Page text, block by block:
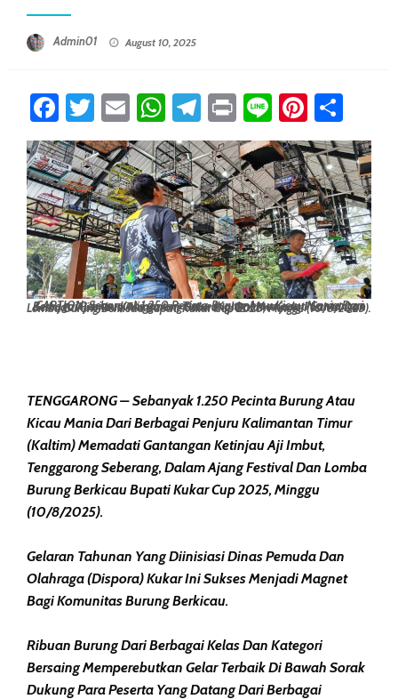
Admin01 August 10, 2025
Facebook
Twitter
EmailWhatsApp
Telegram
PrintLine
CAPTION: Sebanyak 1.250 Pecinta Burung Atau Kicau Mania Dari Berbagai Penjuru Kalimantan Timur (Kaltim) Memadati Gantangan Ketinjau Aji Imbut, Tenggarong Seberang, Dalam Ajang Festival Dan Lomba Burung Berkicau Bupati Kukar Cup 2025, Minggu (10/8/2025).
TENGGARONG – Sebanyak 1.250 Pecinta Burung Atau
Kicau Mania Dari Berbagai Penjuru Kalimantan Timur
(Kaltim) Memadati Gantangan Ketinjau Aji Imbut,
Tenggarong Seberang, Dalam Ajang Festival Dan Lomba
Burung Berkicau Bupati Kukar Cup 2025, Minggu
(10/8/2025).
Gelaran Tahunan Yang Diinisiasi Dinas Pemuda Dan
Olahraga (Dispora) Kukar Ini Sukses Menjadi Magnet
Bagi Komunitas Burung Berkicau.
Ribuan Burung Dari Berbagai Kelas Dan Kategori
Bersaing Memperebutkan Gelar Terbaik Di Bawah Sorak
Dukung Para Peserta Yang Datang Dari Berbagai